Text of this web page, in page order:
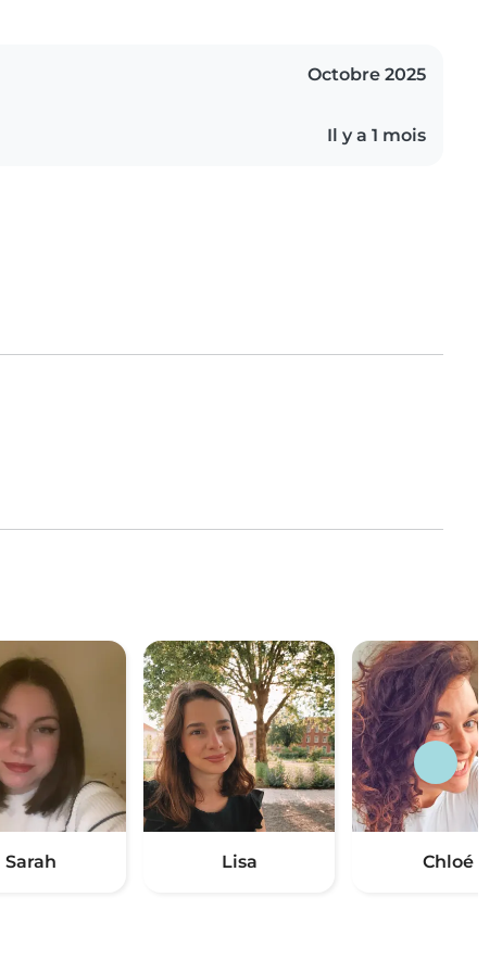
Octobre 2025
Il y a 1 mois
Sarah Lisa Chloé